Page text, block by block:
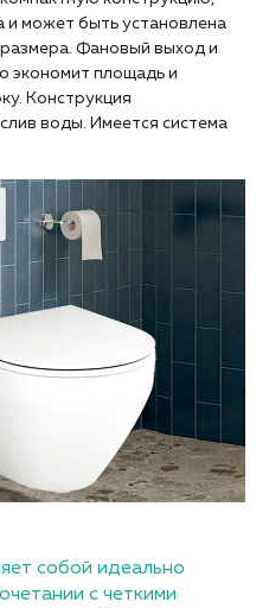
и может быть установлена
Фановый выход и
экономит площадь и
Конструкция
воды. Имеется система
собой идеально
с четкими